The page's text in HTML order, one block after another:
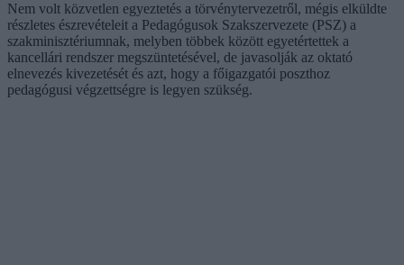
Nem volt közvetlen egyeztetés a törvénytervezetről, mégis elküldte
részletes észrevételeit a Pedagógusok Szakszervezete (PSZ) a
szakminisztériumnak, melyben többek között egyetértettek a
kancellári rendszer megszüntetésével, de javasolják az oktató
elnevezés kivezetését és azt, hogy a főigazgatói poszthoz
pedagógusi végzettségre is legyen szükség.